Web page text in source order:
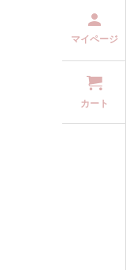
マイページ
カート